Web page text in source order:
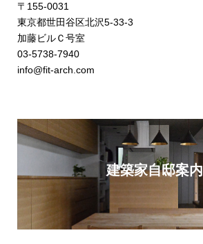
〒155-0031
東京都世田谷区北沢5-33-3
加藤ビルＣ号室
03-5738-7940
info@fit-arch.com
建築家自邸案内